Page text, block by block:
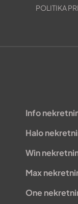
POLITIKA
Info
Halo
Win
Max
One